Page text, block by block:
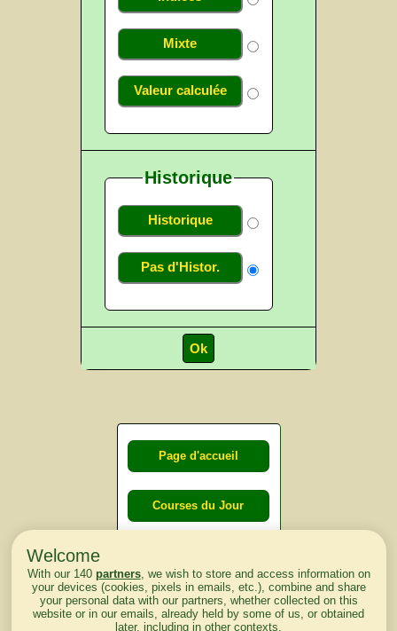
Mixte
Valeur calculée
Historique
Historique
Pas d'Histor.
Page d'accueil
Courses du Jour
lendemain
Courses
Welcome
With our 140 partners, we wish to store and access information on
your devices (cookies, pixels in emails, etc.), combine and share
your personal data with our partners, whether collected on this
website or in our emails, already held by some of us, or obtained
later, including in other contexts.